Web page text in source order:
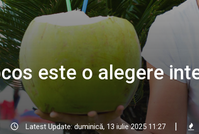
este o alegere
Latest Update: duminică, 13 iulie 2025 11:27